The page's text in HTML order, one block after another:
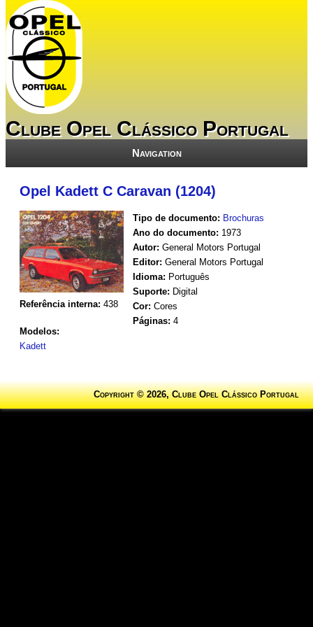
Clube Opel Clássico Portugal
Navigation
Opel Kadett C Caravan (1204)
Referência interna: 438
Modelos:
Kadett
Tipo de documento: Brochuras
Ano do documento: 1973
Autor: General Motors Portugal
Editor: General Motors Portugal
Idioma: Português
Suporte: Digital
Cor: Cores
Páginas: 4
Copyright © 2026, Clube Opel Clássico Portugal